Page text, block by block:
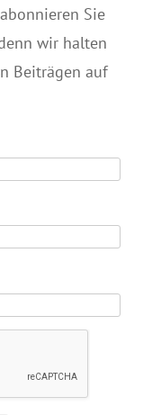
Sie
wir halten
Beiträgen auf